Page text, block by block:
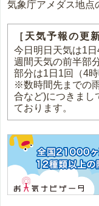
気象庁アメダス地点
［天気予報の更
今日明日天気は1日
週間天気の前半部
部分は1日1回（4
※数時間先までの
合など)につきまし
ております。